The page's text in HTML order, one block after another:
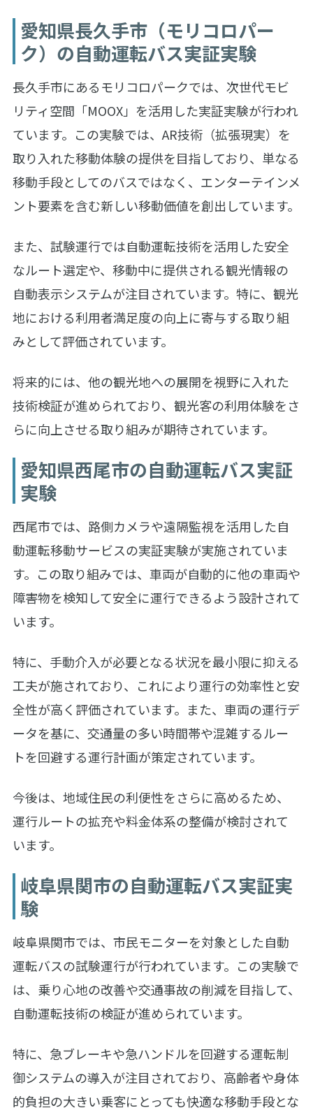
愛知県長久手市（モリコロパー
ク）の自動運転バス実証実験
長久手市にあるモリコロパークでは、次世代モビ
リティ空間「MOOX」を活用した実証実験が行われ
ています。この実験では、AR技術（拡張現実）を
取り入れた移動体験の提供を目指しており、単なる
移動手段としてのバスではなく、エンターテインメ
ント要素を含む新しい移動価値を創出しています。
また、試験運行では自動運転技術を活用した安全
なルート選定や、移動中に提供される観光情報の
自動表示システムが注目されています。特に、観光
地における利用者満足度の向上に寄与する取り組
みとして評価されています。
将来的には、他の観光地への展開を視野に入れた
技術検証が進められており、観光客の利用体験をさ
らに向上させる取り組みが期待されています。
愛知県西尾市の自動運転バス実証
実験
西尾市では、路側カメラや遠隔監視を活用した自
動運転移動サービスの実証実験が実施されていま
す。この取り組みでは、車両が自動的に他の車両や
障害物を検知して安全に運行できるよう設計されて
います。
特に、手動介入が必要となる状況を最小限に抑える
工夫が施されており、これにより運行の効率性と安
全性が高く評価されています。また、車両の運行デ
ータを基に、交通量の多い時間帯や混雑するルー
トを回避する運行計画が策定されています。
今後は、地域住民の利便性をさらに高めるため、
運行ルートの拡充や料金体系の整備が検討されて
います。
岐阜県関市の自動運転バス実証実
験
岐阜県関市では、市民モニターを対象とした自動
運転バスの試験運行が行われています。この実験で
は、乗り心地の改善や交通事故の削減を目指して、
自動運転技術の検証が進められています。
特に、急ブレーキや急ハンドルを回避する運転制
御システムの導入が注目されており、高齢者や身体
的負担の大きい乗客にとっても快適な移動手段とな